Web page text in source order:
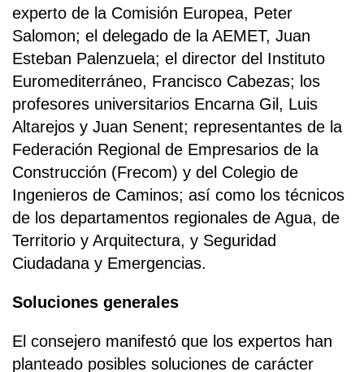
experto de la Comisión Europea, Peter
Salomon; el delegado de la AEMET, Juan
Esteban Palenzuela; el director del Instituto
Euromediterráneo, Francisco Cabezas; los
profesores universitarios Encarna Gil, Luis
Altarejos y Juan Senent; representantes de la
Federación Regional de Empresarios de la
Construcción (Frecom) y del Colegio de
Ingenieros de Caminos; así como los técnicos
de los departamentos regionales de Agua, de
Territorio y Arquitectura, y Seguridad
Ciudadana y Emergencias.
Soluciones generales
El consejero manifestó que los expertos han
planteado posibles soluciones de carácter